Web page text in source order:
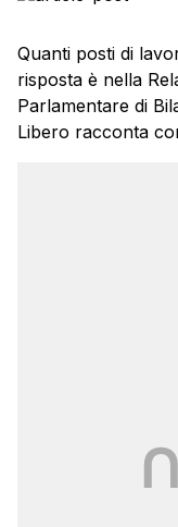
Quanti posti di
risposta è nella
Parlamentare di
Libero racconta